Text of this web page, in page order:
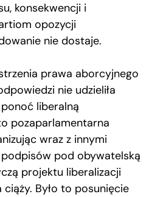
konsekwencji i
opozycji
nie dostaje.
prawa aborcyjnego
nie udzieliła
ponoć liberalną
pozaparlamentarna
wraz z innymi
pod obywatelską
projektu liberalizacji
Było to posunięcie